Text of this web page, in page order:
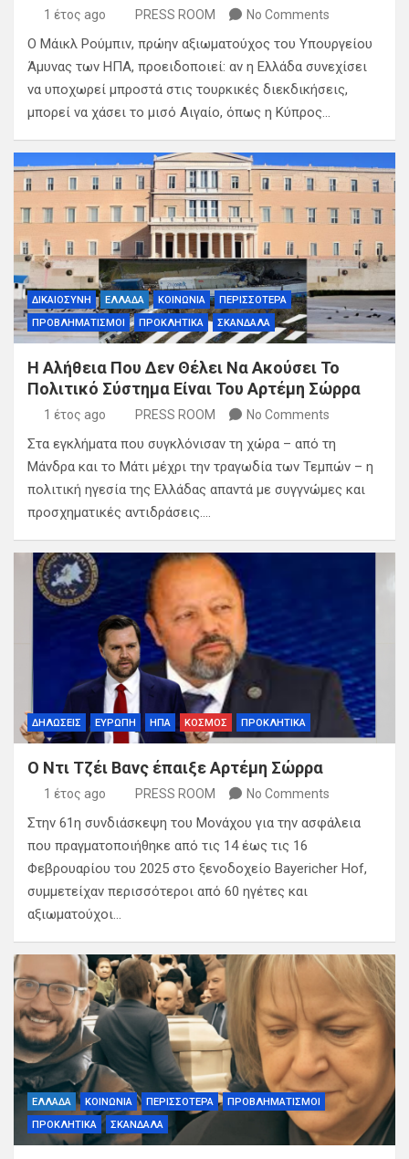
1 έτος ago PRESS ROOM No Comments
Ο Μάικλ Ρούμπιν, πρώην αξιωματούχος του Υπουργείου
Άμυνας των ΗΠΑ, προειδοποιεί: αν η Ελλάδα συνεχίσει
να υποχωρεί μπροστά στις τουρκικές διεκδικήσεις,
μπορεί να χάσει το μισό Αιγαίο, όπως η Κύπρος…
ΔΙΚΑΙΟΣΥΝΗ ΕΛΛΑΔΑ ΚΟΙΝΩΝΙΑ
ΠΕΡΙΣΣΟΤΕΡΑ
ΠΡΟΒΛΗΜΑΤΙΣΜΟΙ
ΠΡΟΚΛΗΤΙΚΑ ΣΚΑΝΔΑΛΑ
Η Αλήθεια Που Δεν Θέλει Να Ακούσει Το
Πολιτικό Σύστημα Είναι Του Αρτέμη Σώρρα
1 έτος ago PRESS ROOM No Comments
Στα εγκλήματα που συγκλόνισαν τη χώρα – από τη
Μάνδρα και το Μάτι μέχρι την τραγωδία των Τεμπών – η
πολιτική ηγεσία της Ελλάδας απαντά με συγγνώμες και
προσχηματικές αντιδράσεις.…
ΔΗΛΩΣΕΙΣ ΕΥΡΩΠΗ ΗΠΑ ΚΟΣΜΟΣ ΠΡΟΚΛΗΤΙΚΑ
Ο Ντι Τζέι Βανς έπαιξε Αρτέμη Σώρρα
1 έτος ago PRESS ROOM No Comments
Στην 61η συνδιάσκεψη του Μονάχου για την ασφάλεια
που πραγματοποιήθηκε από τις 14 έως τις 16
Φεβρουαρίου του 2025 στο ξενοδοχείο Bayericher Hof,
συμμετείχαν περισσότεροι από 60 ηγέτες και
αξιωματούχοι…
ΕΛΛΑΔΑ ΚΟΙΝΩΝΙΑ ΠΕΡΙΣΣΟΤΕΡΑ
ΠΡΟΒΛΗΜΑΤΙΣΜΟΙ
ΠΡΟΚΛΗΤΙΚΑ
ΣΚΑΝΔΑΛΑ